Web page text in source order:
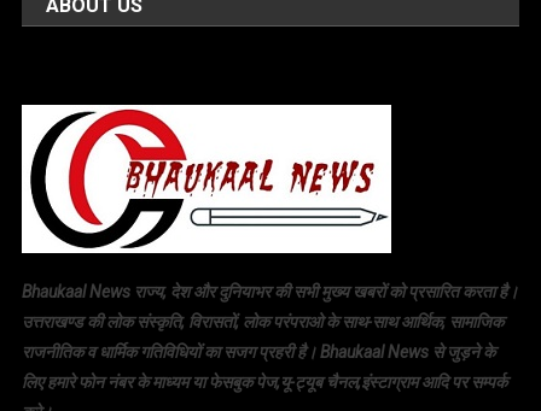
ABOUT US
Bhaukaal News राज्य, देश और दुनियाभर की सभी मुख्य खबरों को प्रसारित करता है।
उत्तराखण्ड की लोक संस्कृति, विरासतों, लोक परंपराओ के साथ-साथ आर्थिक, सामाजिक
राजनीतिक व धार्मिक गतिविधियों का सजग प्रहरी है। Bhaukaal News से जुड़ने के
लिए हमारे फोन नंबर के माध्यम या फेसबुक पेज,यू-ट्यूब चैनल,इंस्टाग्राम आदि पर सम्पर्क